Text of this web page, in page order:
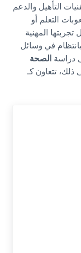
التأهيل والدعم
التعلم أو
المهنية
في وسائل
دراسة الصحة
ذلك، تتعاون كـ